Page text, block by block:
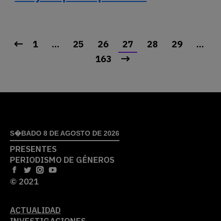
1 … 25 26 27 28 29
…
163
S�BADO 8 DE AGOSTO DE 2026
PRESENTES
PERIODISMO DE GÉNEROS
© 2021
ACTUALIDAD